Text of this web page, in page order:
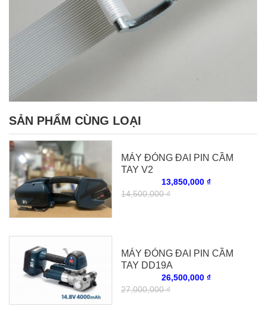
SẢN PHẨM CÙNG LOẠI
MÁY ĐÓNG ĐAI PIN CẦM
TAY V2
13,850,000 ₫
14,500,000 ₫
MÁY ĐÓNG ĐAI PIN CẦM
TAY DD19A
26,500,000 ₫
27,000,000 ₫